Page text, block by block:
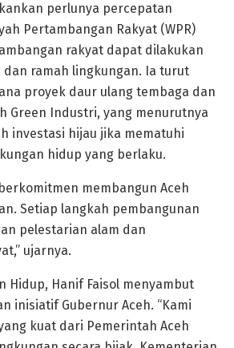
perlunya percepatan
Pertambangan Rakyat (WPR)
rakyat dapat dilakukan
dan ramah lingkungan. Ia turut
proyek daur ulang tembaga dan
Green Industri, yang menurutnya
investasi hijau jika mematuhi
hidup yang berlaku.
membangun Aceh
Setiap langkah pembangunan
pelestarian alam dan
ujarnya.
Hidup, Hanif Faisol menyambut
inisiatif Gubernur Aceh. “Kami
kuat dari Pemerintah Aceh